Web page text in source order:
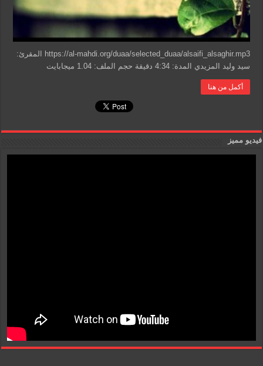
https://al-mahdi.org/duaa/selected_duaa/alsaifi_alsaghir.mp3 المقرئ:
سيد وليد المزيدي المدة: 4:34 دقيقة حجم الملف: 1.04 ميجابايت
أكمل من هنا
فيديو مميز